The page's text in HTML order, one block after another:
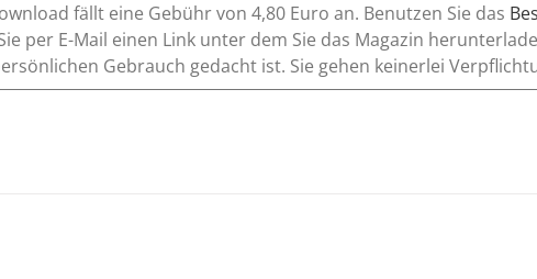
fällt eine Gebühr von 4,80 Euro an. Benutzen Sie das
per E-Mail einen Link unter dem Sie das Magazin
Gebrauch gedacht ist. Sie gehen keinerlei